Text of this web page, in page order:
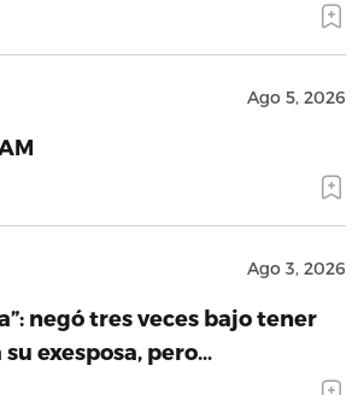
Ago 5, 2026
Ago 3, 2026
negó tres veces bajo tener
exesposa, pero…